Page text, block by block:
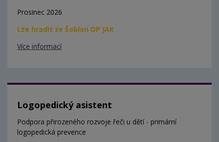
Prosinec 2026
Lze hradit ze Šablon OP JAK
Více informací
Logopedický asistent
Podpora přirozeného rozvoje řeči u dětí - primární
logopedická prevence